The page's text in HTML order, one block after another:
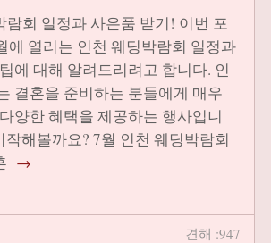
람회 일정과 사은품 받기! 이번 포
열리는 인천 웨딩박람회 일정과
에 대해 알려드리려고 합니다. 인
결혼을 준비하는 분들에게 매우
양한 혜택을 제공하는 행사입니
작해볼까요? 7월 인천 웨딩박람회
→
견해 :947